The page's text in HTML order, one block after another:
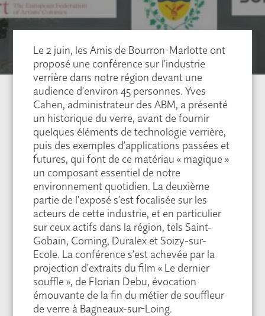
Le 2 juin, les Amis de Bourron-Marlotte ont
proposé une conférence sur l’industrie
verrière dans notre région devant une
audience d’environ 45 personnes. Yves
Cahen, administrateur des ABM, a présenté
un historique du verre, avant de fournir
quelques éléments de technologie verrière,
puis des exemples d’applications passées et
futures, qui font de ce matériau « magique »
un composant essentiel de notre
environnement quotidien. La deuxième
partie de l’exposé s’est focalisée sur les
acteurs de cette industrie, et en particulier
sur ceux actifs dans la région, tels Saint-
Gobain, Corning, Duralex et Soizy-sur-
Ecole. La conférence s’est achevée par la
projection d’extraits du film « Le dernier
souffle », de Florian Debu, évocation
émouvante de la fin du métier de souffleur
de verre à Bagneaux-sur-Loing.